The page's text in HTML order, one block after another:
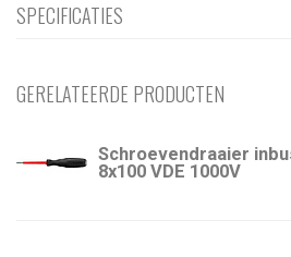
SPECIFICATIES
GERELATEERDE PRODUCTEN
Schroevendraaier
8x100 VDE 1000V